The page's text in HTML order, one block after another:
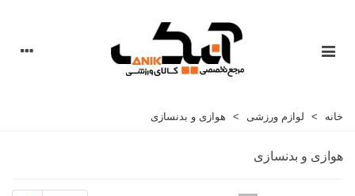
خانه > لوازم ورزشی > هوازی و بدنسازی
هوازی و بدنسازی